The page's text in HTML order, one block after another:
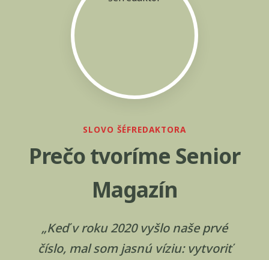
SLOVO ŠÉFREDAKTORA
Prečo tvoríme Senior
Magazín
„Keď v roku 2020 vyšlo naše prvé
číslo, mal som jasnú víziu: vytvoriť